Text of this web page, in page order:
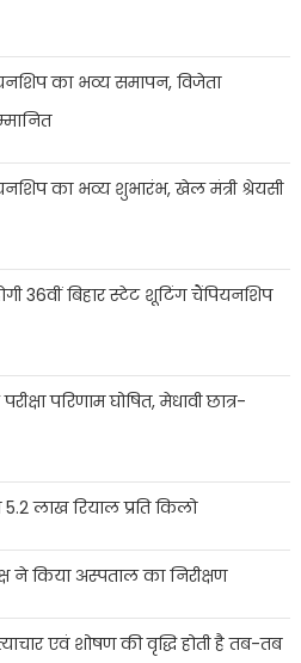
का भव्य समापन, विजेता
का भव्य शुभारंभ, खेल मंत्री श्रेयसी
36वीं बिहार स्टेट शूटिंग चैंपियनशिप
परिणाम घोषित, मेधावी छात्र-
लाख रियाल प्रति किलो
ने किया अस्पताल का निरीक्षण
एवं शोषण की वृद्धि होती है तब-तब